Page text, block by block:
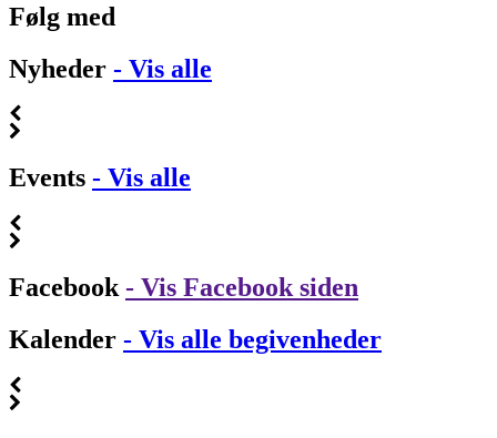
Følg med
Nyheder - Vis alle
Events - Vis alle
Facebook - Vis Facebook siden
Kalender - Vis alle begivenheder